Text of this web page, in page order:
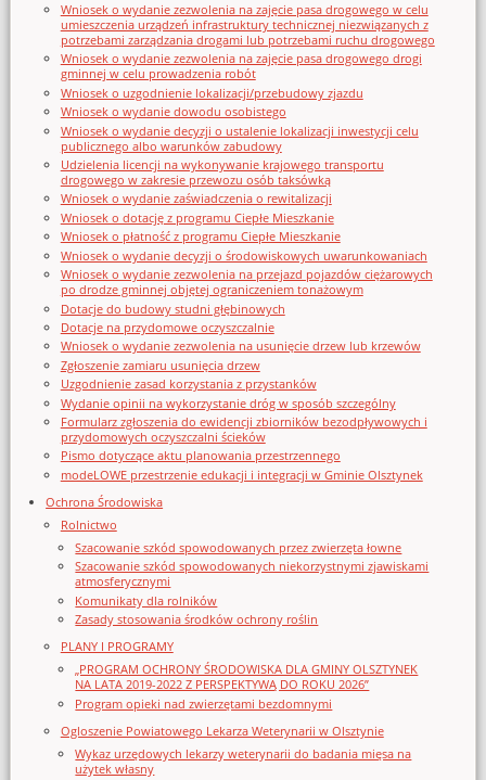
Wniosek o wydanie zezwolenia na zajęcie pasa drogowego w celu
umieszczenia urządzeń infrastruktury technicznej niezwiązanych z
potrzebami zarządzania drogami lub potrzebami ruchu drogowego
Wniosek o wydanie zezwolenia na zajęcie pasa drogowego drogi
gminnej w celu prowadzenia robót
Wniosek o uzgodnienie lokalizacji/przebudowy zjazdu
Wniosek o wydanie dowodu osobistego
Wniosek o wydanie decyzji o ustalenie lokalizacji inwestycji celu
publicznego albo warunków zabudowy
Udzielenia licencji na wykonywanie krajowego transportu
drogowego w zakresie przewozu osób taksówką
Wniosek o wydanie zaświadczenia o rewitalizacji
Wniosek o dotację z programu Ciepłe Mieszkanie
Wniosek o płatność z programu Ciepłe Mieszkanie
Wniosek o wydanie decyzji o środowiskowych uwarunkowaniach
Wniosek o wydanie zezwolenia na przejazd pojazdów ciężarowych
po drodze gminnej objętej ograniczeniem tonażowym
Dotacje do budowy studni głębinowych
Dotacje na przydomowe oczyszczalnie
Wniosek o wydanie zezwolenia na usunięcie drzew lub krzewów
Zgłoszenie zamiaru usunięcia drzew
Uzgodnienie zasad korzystania z przystanków
Wydanie opinii na wykorzystanie dróg w sposób szczególny
Formularz zgłoszenia do ewidencji zbiorników bezodpływowych i
przydomowych oczyszczalni ścieków
Pismo dotyczące aktu planowania przestrzennego
modeLOWE przestrzenie edukacji i integracji w Gminie Olsztynek
Ochrona Środowiska
Rolnictwo
Szacowanie szkód spowodowanych przez zwierzęta łowne
Szacowanie szkód spowodowanych niekorzystnymi zjawiskami
atmosferycznymi
Komunikaty dla rolników
Zasady stosowania środków ochrony roślin
PLANY I PROGRAMY
„PROGRAM OCHRONY ŚRODOWISKA DLA GMINY OLSZTYNEK
NA LATA 2019-2022 Z PERSPEKTYWĄ DO ROKU 2026”
Program opieki nad zwierzętami bezdomnymi
Ogloszenie Powiatowego Lekarza Weterynarii w Olsztynie
Wykaz urzędowych lekarzy weterynarii do badania mięsa na
użytek własny